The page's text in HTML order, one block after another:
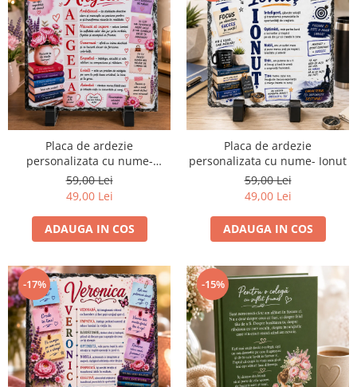
Placa de ardezie
personalizata cu nume-
Angela
59,00 Lei
49,00 Lei
ADAUGA IN COS
Placa de ardezie
personalizata cu nume- Ionut
59,00 Lei
49,00 Lei
ADAUGA IN COS
-17% -15%